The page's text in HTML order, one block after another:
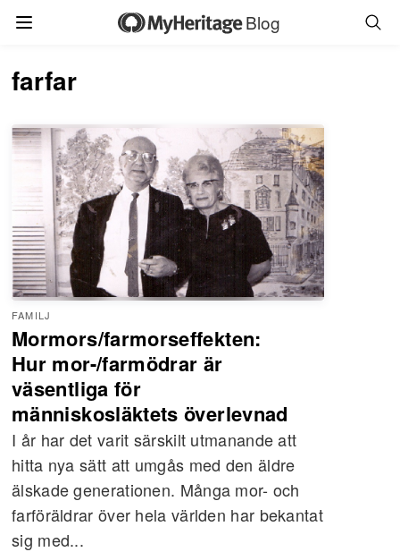
Blog
farfar
FAMILJ
Mormors/farmorseffekten:
Hur mor-/farmödrar är
väsentliga för
människosläktets överlevnad
I år har det varit särskilt utmanande att
hitta nya sätt att umgås med den äldre
älskade generationen. Många mor- och
farföräldrar över hela världen har bekantat
sig med...